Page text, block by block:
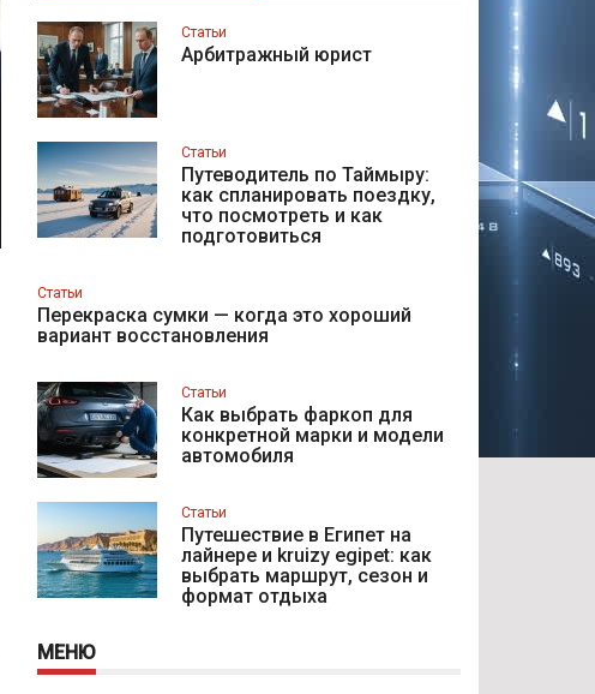
Статьи
Арбитражный юрист
Статьи
Путеводитель по Таймыру:
как спланировать поездку,
что посмотреть и как
подготовиться
Статьи
Перекраска сумки — когда это хороший
вариант восстановления
Статьи
Как выбрать фаркоп для
конкретной марки и модели
автомобиля
Статьи
Путешествие в Египет на
лайнере и kruizy egipet: как
выбрать маршрут, сезон и
формат отдыха
МЕНЮ